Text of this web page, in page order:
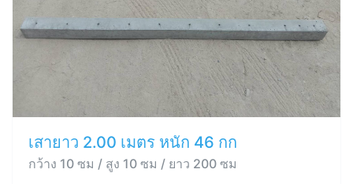
เสายาว 2.00 เมตร หนัก 46 กก
กว้าง 10 ซม / สูง 10 ซม / ยาว 200 ซม